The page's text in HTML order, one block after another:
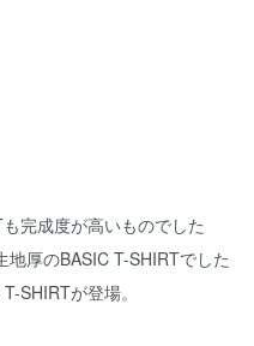
完成度が高いものでした
厚のBASIC T-SHIRTでした
SHIRTが登場。